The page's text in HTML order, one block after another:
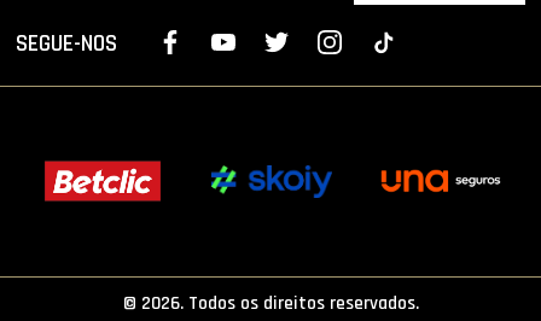
SEGUE-NOS
© 2026. Todos os direitos reservados.